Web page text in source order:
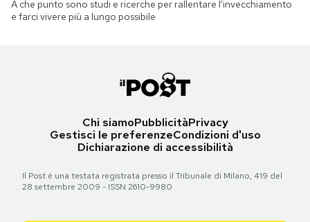
A che punto sono studi e ricerche per rallentare l'invecchiamento
e farci vivere più a lungo possibile
Chi siamoPubblicitàPrivacy
Gestisci le preferenzeCondizioni d'uso
Dichiarazione di accessibilità
Il Post è una testata registrata presso il Tribunale di Milano, 419 del
28 settembre 2009 - ISSN 2610-9980